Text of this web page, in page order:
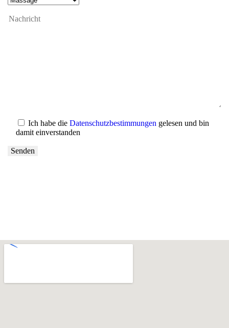
Ich habe die Datenschutzbestimmungen gelesen und bin
damit einverstanden